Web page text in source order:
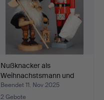
Nußknacker als
Weihnachstsmann und
Wicht a…
Beendet 11. Nov 2025
2 Gebote